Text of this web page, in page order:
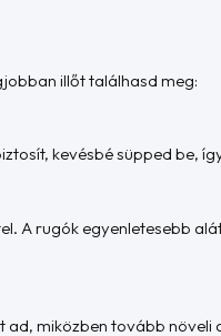
illőt találhasd meg:
kevésbé süpped be,
A rugók egyenletesebb
miközben tovább